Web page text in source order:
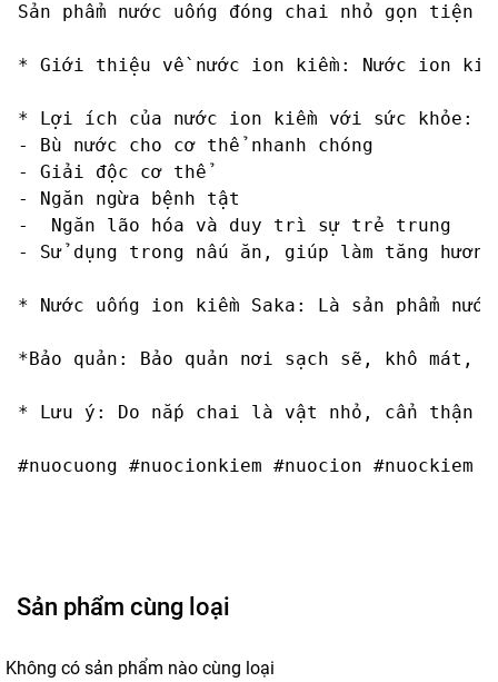
Sản phẩm nước uống đóng chai nhỏ gọn
* Giới thiệu về nước ion kiềm: Nước ion
* Lợi ích của nước ion kiềm với sức
- Bù nước cho cơ thể nhanh chóng
- Giải độc cơ thể
- Ngăn ngừa bệnh tật
-  Ngăn lão hóa và duy trì sự trẻ trung
- Sử dụng trong nấu ăn, giúp làm tăng
* Nước uống ion kiềm Saka: Là sản phẩm
*Bảo quản: Bảo quản nơi sạch sẽ, khô mát,
* Lưu ý: Do nắp chai là vật nhỏ, cẩn thận
#nuocuong #nuocionkiem #nuocion
Sản phẩm cùng loại
Không có sản phẩm nào cùng loại